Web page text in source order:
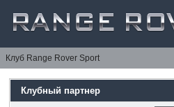
Клуб Range Rover Sport
Клубный партнер